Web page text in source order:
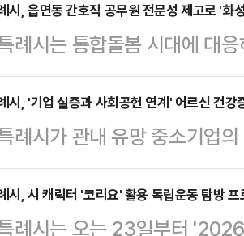
다.이번 2차 지급은 소득
별 기준액 이하인 경우) 시
은 온라인과 오프라인을 통
한 시민도 2차 지급 기간 내
부터 7월 3일까지다. 신청
시, 읍면동 간호직 공무원 전문성 제고로 '화
례시는 통합돌봄 시대에 대
무역량을 강화하는 '2026
담읍 소재 화성시민대학에
이 본격 시행되면서 읍면동
다. 간호직 공무원은 단순
을 통합적으로 조정하고, 건
시, '기업 실증과 사회공헌 연계' 어르신 건강
례시가 관내 유망 중소기업
연결하는 선순환 모델 구축
내 웰니스 제품 전문기업인
시, 시 캐릭터 '코리요' 활용 독립운동 탐방
례시는 오는 23일부터